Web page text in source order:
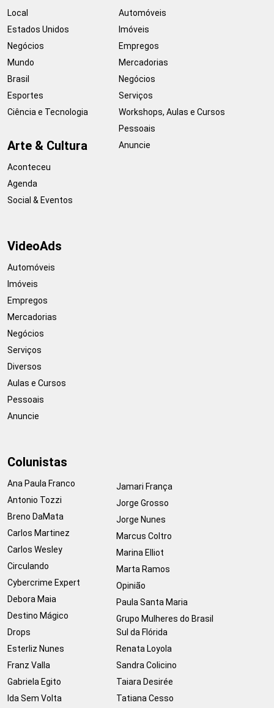
Local
Estados Unidos
Negócios
Mundo
Brasil
Esportes
Ciência e Tecnologia
Arte & Cultura
Aconteceu
Agenda
Social & Eventos
Automóveis
Imóveis
Empregos
Mercadorias
Negócios
Serviços
Workshops, Aulas e Cursos
Pessoais
Anuncie
VideoAds
Automóveis
Imóveis
Empregos
Mercadorias
Negócios
Serviços
Diversos
Aulas e Cursos
Pessoais
Anuncie
Colunistas
Ana Paula Franco
Antonio Tozzi
Breno DaMata
Carlos Martinez
Carlos Wesley
Circulando
Cybercrime Expert
Debora Maia
Destino Mágico
Drops
Esterliz Nunes
Franz Valla
Gabriela Egito
Ida Sem Volta
Jamari França
Jorge Grosso
Jorge Nunes
Marcus Coltro
Marina Elliot
Marta Ramos
Opinião
Paula Santa Maria
Grupo Mulheres do Brasil
Sul da Flórida
Renata Loyola
Sandra Colicino
Taiara Desirée
Tatiana Cesso